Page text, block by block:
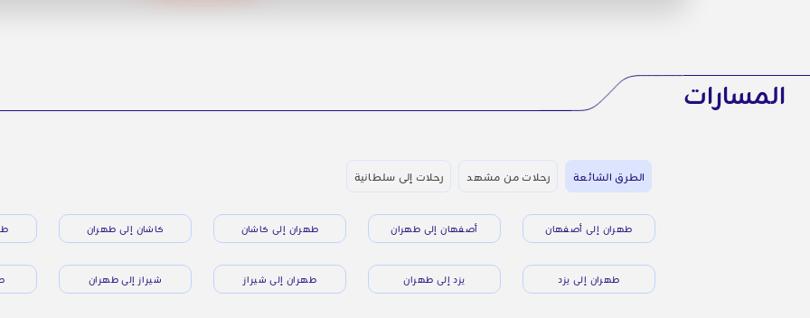
المسارات
الطرق الشائعة رحلات من مشهد رحلات إلى سلطانية
طهران إلى أصفهان أصفهان إلى طهران طهران إلى كاشان كاشان إلى طهران
طهران إلى يزد يزد إلى طهران طهران إلى شيراز شيراز إلى طهران